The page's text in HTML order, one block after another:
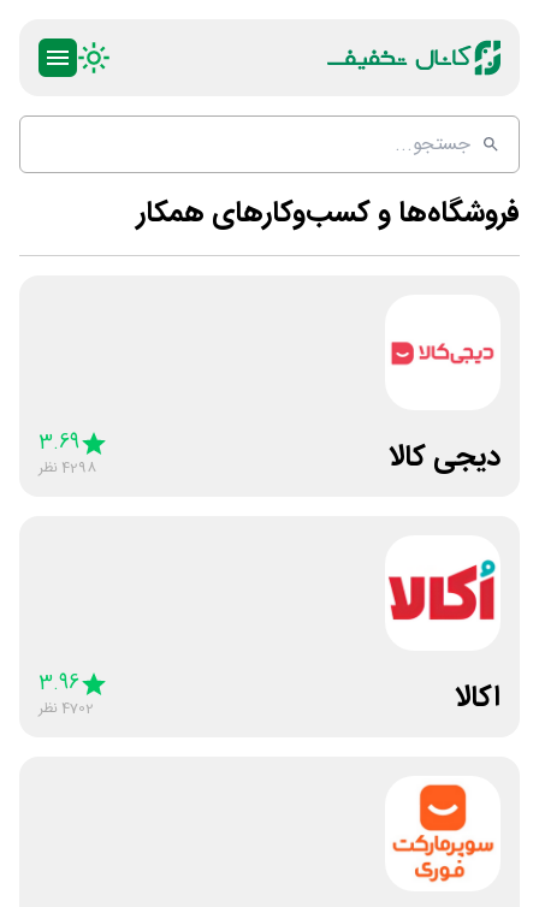
فروشگاه‌ها و کسب‌وکارهای همکار
دیجی کالا 3.69
4298 نظر
اکالا 3.96
4702 نظر